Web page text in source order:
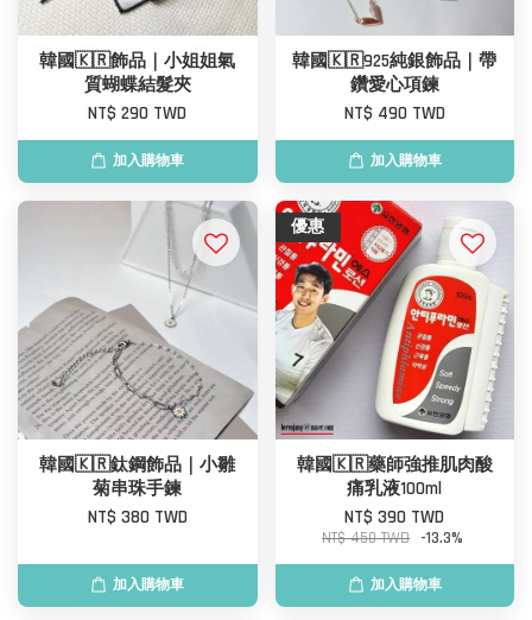
韓國🇰🇷飾品｜小姐姐氣
質蝴蝶結髮夾
NT$ 290 TWD
加入購物車
韓國🇰🇷925純銀飾品｜帶
鑽愛心項鍊
NT$ 490 TWD
加入購物車
韓國🇰🇷鈦鋼飾品｜小雛
菊串珠手鍊
NT$ 380 TWD
加入購物車
優惠
韓國🇰🇷藥師強推肌肉酸
痛乳液100ml
NT$ 390 TWD
NT$ 450 TWD -13.3%
加入購物車